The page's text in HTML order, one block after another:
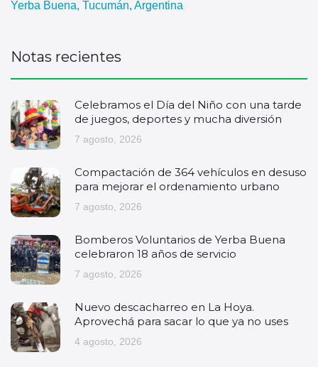
Yerba Buena, Tucumán, Argentina
Notas recientes
Celebramos el Día del Niño con una tarde
de juegos, deportes y mucha diversión
7 agosto, 2026
Compactación de 364 vehículos en desuso
para mejorar el ordenamiento urbano
7 agosto, 2026
Bomberos Voluntarios de Yerba Buena
celebraron 18 años de servicio
7 agosto, 2026
Nuevo descacharreo en La Hoya.
Aprovechá para sacar lo que ya no uses
4 agosto, 2026